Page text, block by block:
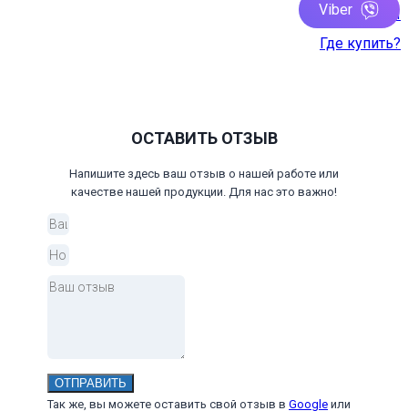
ViberКонтакты
Где купить?
ОСТАВИТЬ ОТЗЫВ
Напишите здесь ваш отзыв о нашей работе или
качестве нашей продукции. Для нас это важно!
ОТПРАВИТЬ
Так же, вы можете оставить свой отзыв в Google или